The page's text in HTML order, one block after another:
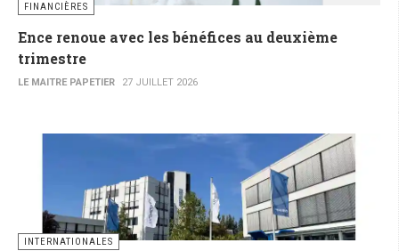
FINANCIÈRES
Ence renoue avec les bénéfices au deuxième
trimestre
LE MAITRE PAPETIER 27 JUILLET 2026
INTERNATIONALES